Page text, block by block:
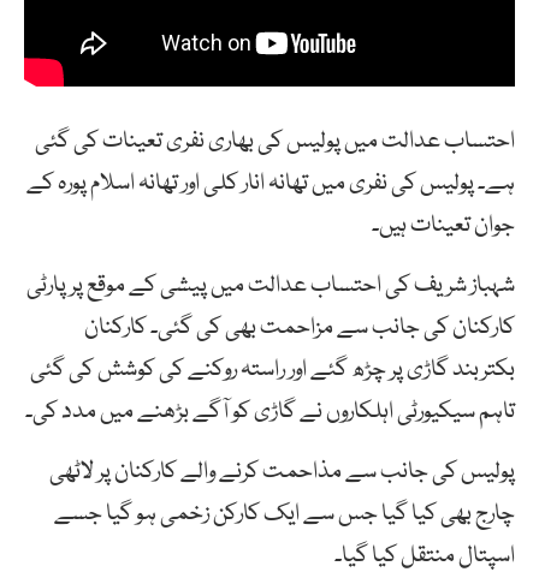
احتساب عدالت میں پولیس کی بھاری نفری تعینات کی گئی
ہے۔ پولیس کی نفری میں تھانہ انار کلی اور تھانہ اسلام پورہ کے
جوان تعینات ہیں۔
شہباز شریف کی احتساب عدالت میں پیشی کے موقع پر پارٹی
کارکنان کی جانب سے مزاحمت بھی کی گئی۔ کارکنان
بکتربند گاڑی پر چڑھ گئے اور راستہ روکنے کی کوشش کی گئی
تاہم سیکیورٹی اہلکاروں نے گاڑی کو آگے بڑھنے میں مدد کی۔
پولیس کی جانب سے مذاحمت کرنے والے کارکنان پر لاٹھی
چارج بھی کیا گیا جس سے ایک کارکن زخمی ہو گیا جسے
اسپتال منتقل کیا گیا۔